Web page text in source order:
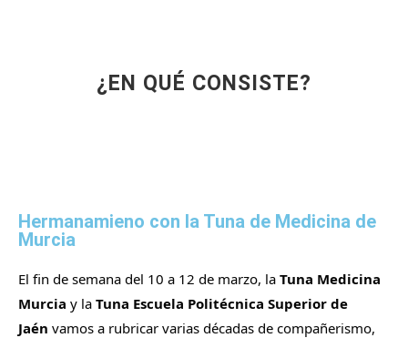
¿EN QUÉ CONSISTE?
Hermanamieno con la Tuna de Medicina de
Murcia
El fin de semana del 10 a 12 de marzo, la Tuna Medicina
Murcia y la Tuna Escuela Politécnica Superior de
Jaén vamos a rubricar varias décadas de compañerismo,